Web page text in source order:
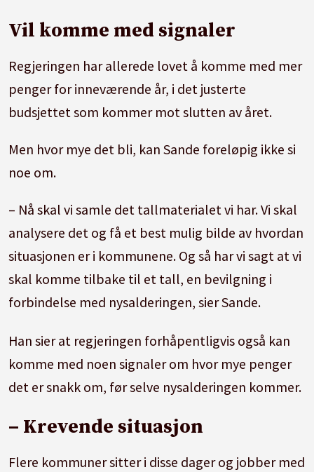
Vil komme med signaler
Regjeringen har allerede lovet å komme med mer
penger for inneværende år, i det justerte
budsjettet som kommer mot slutten av året.
Men hvor mye det bli, kan Sande foreløpig ikke si
noe om.
– Nå skal vi samle det tallmaterialet vi har. Vi skal
analysere det og få et best mulig bilde av hvordan
situasjonen er i kommunene. Og så har vi sagt at vi
skal komme tilbake til et tall, en bevilgning i
forbindelse med nysalderingen, sier Sande.
Han sier at regjeringen forhåpentligvis også kan
komme med noen signaler om hvor mye penger
det er snakk om, før selve nysalderingen kommer.
– Krevende situasjon
Flere kommuner sitter i disse dager og jobber med